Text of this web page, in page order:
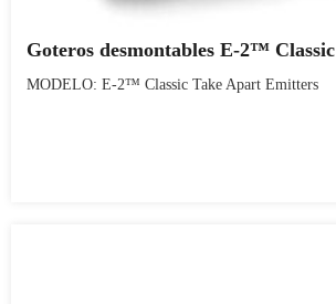
Goteros desmontables E-2™ Classic
MODELO: E-2™ Classic Take Apart Emitters